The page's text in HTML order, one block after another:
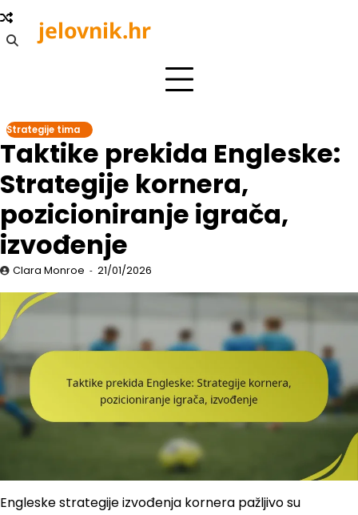
Skip
to
content
jelovnik.hr
Strategije tima
Taktike prekida Engleske:
Strategije kornera,
pozicioniranje igrača,
izvođenje
Clara Monroe 21/01/2026
Engleske strategije izvođenja kornera pažljivo su